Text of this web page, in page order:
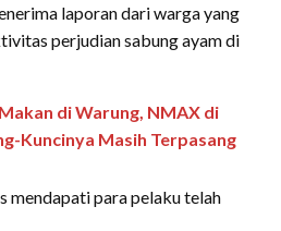
laporan dari warga yang
perjudian sabung ayam di
di Warung, NMAX di
Kuncinya Masih Terpasang
mendapati para pelaku telah